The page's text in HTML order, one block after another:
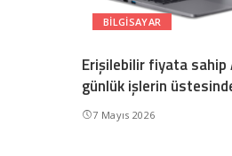
BILGISAYAR
Erişilebilir fiyata sahip
günlük işlerin
7 Mayıs 2026